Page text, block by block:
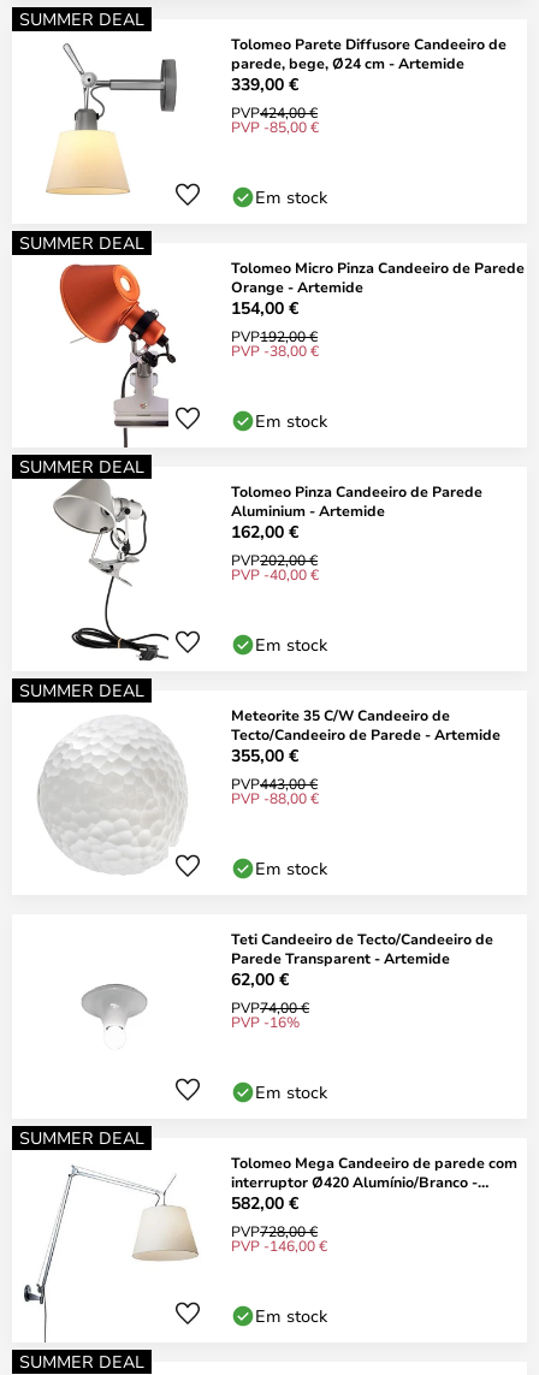
SUMMER DEAL
Tolomeo Parete Diffusore Candeeiro de
parede, bege, Ø24 cm - Artemide
339,00 €
PVP424,00 €
PVP -85,00 €
Em stock
SUMMER DEAL
Tolomeo Micro Pinza Candeeiro de Parede
Orange - Artemide
154,00 €
PVP192,00 €
PVP -38,00 €
Em stock
SUMMER DEAL
Tolomeo Pinza Candeeiro de Parede
Aluminium - Artemide
162,00 €
PVP202,00 €
PVP -40,00 €
Em stock
SUMMER DEAL
Meteorite 35 C/W Candeeiro de
Tecto/Candeeiro de Parede - Artemide
355,00 €
PVP443,00 €
PVP -88,00 €
Em stock
Teti Candeeiro de Tecto/Candeeiro de
Parede Transparent - Artemide
62,00 €
PVP74,00 €
PVP -16%
Em stock
SUMMER DEAL
Tolomeo Mega Candeeiro de parede com
interruptor Ø420 Alumínio/Branco -
Artemide
582,00 €
PVP728,00 €
PVP -146,00 €
Em stock
SUMMER DEAL